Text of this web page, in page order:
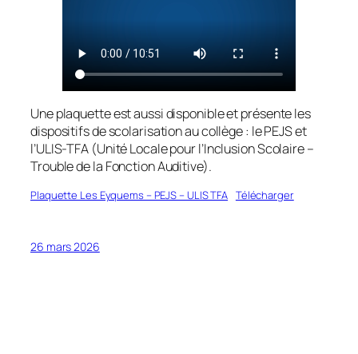
Une plaquette est aussi disponible et présente les
dispositifs de scolarisation au collège : le PEJS et
l’ULIS-TFA (Unité Locale pour l’Inclusion Scolaire –
Trouble de la Fonction Auditive).
Plaquette Les Eyquems – PEJS – ULIS TFA Télécharger
26 mars 2026